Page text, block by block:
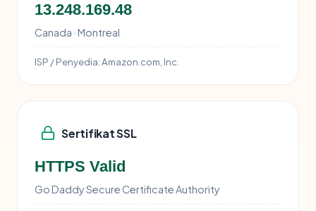
13.248.169.48
Canada · Montreal
ISP / Penyedia:Amazon.com, Inc.
Sertifikat SSL
HTTPS Valid
Go Daddy Secure Certificate Authority